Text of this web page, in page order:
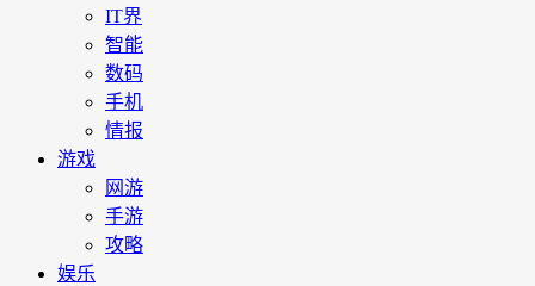
IT界
智能
数码
手机
情报
游戏
网游
手游
攻略
娱乐